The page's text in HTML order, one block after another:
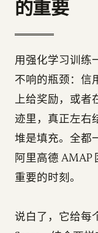
的重要
用强化学习训练
不响的瓶颈：信
上给奖励，或者
迹里，真正左右
堆是填充。全都
阿里高德 AMAP
重要的时刻。
说白了，它给每